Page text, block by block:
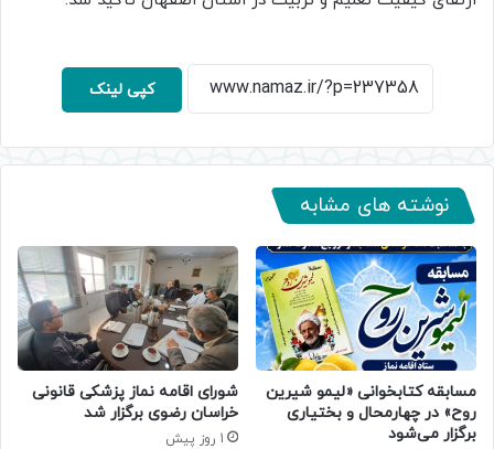
کپی لینک
نوشته های مشابه
مسابقه کتابخوانی «لیمو شیرین
روح» در چهارمحال و بختیاری
برگزار می‌شود
شورای اقامه نماز پزشکی قانونی
خراسان رضوی برگزار شد
1 روز پیش